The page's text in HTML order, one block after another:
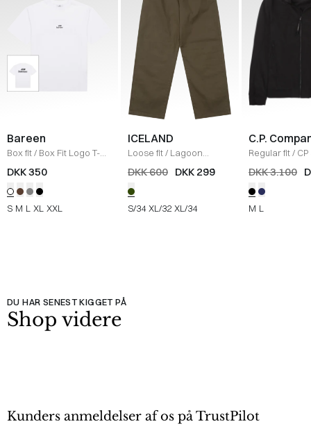
Bareen
Box fit/ Box Fit Logo T-
shirt /WHITE
DKK 350
S M L XL XXL
ICELAND
Loose fit/ Lagoon
Bukser / OLIVE
DKK 600 DKK 299
S/34 XL/32 XL/34
C.P.
Regular fit/
Jakke
SORT
DKK 3.100
M L
DU HAR SENEST KIGGET PÅ
Shop videre
Kunders anmeldelser af os på TrustPilot